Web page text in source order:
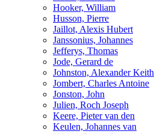
Hooker, William
Husson, Pierre
Jaillot, Alexis Hubert
Janssonius, Johannes
Jefferys, Thomas
Jode, Gerard de
Johnston, Alexander Keith
Jombert, Charles Antoine
Jonston, John
Julien, Roch Joseph
Keere, Pieter van den
Keulen, Johannes van